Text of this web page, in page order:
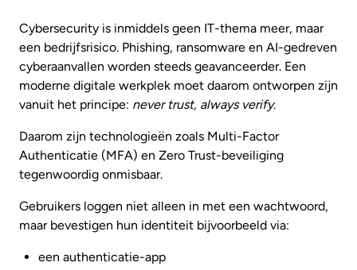
Cybersecurity is inmiddels geen IT-thema meer, maar
een bedrijfsrisico. Phishing, ransomware en AI-gedreven
cyberaanvallen worden steeds geavanceerder. Een
moderne digitale werkplek moet daarom ontworpen zijn
vanuit het principe: never trust, always verify.
Daarom zijn technologieën zoals Multi-Factor
Authenticatie (MFA) en Zero Trust-beveiliging
tegenwoordig onmisbaar.
Gebruikers loggen niet alleen in met een wachtwoord,
maar bevestigen hun identiteit bijvoorbeeld via:
een authenticatie-app